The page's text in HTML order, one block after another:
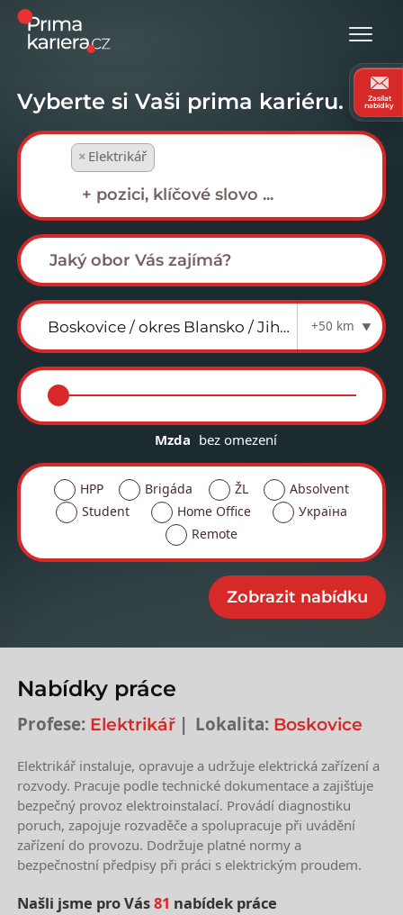
Vyberte si Vaši prima kariéru.
× Elektrikář
+50 km
Mzda bez omezení
HPP Brigáda ŽL
Absolvent
Student
Home Office
Україна
Remote
Nabídky práce
Profese: Elektrikář Lokalita: Boskovice
Elektrikář instaluje, opravuje a udržuje elektrická zařízení a
rozvody. Pracuje podle technické dokumentace a zajišťuje
bezpečný provoz elektroinstalací. Provádí diagnostiku
poruch, zapojuje rozvaděče a spolupracuje při uvádění
zařízení do provozu. Dodržuje platné normy a
bezpečnostní předpisy při práci s elektrickým proudem.
Našli jsme pro Vás81 nabídek práce
Zasílat
nabídky